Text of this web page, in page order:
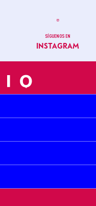
SÍGUENOS EN
INSTAGRAM